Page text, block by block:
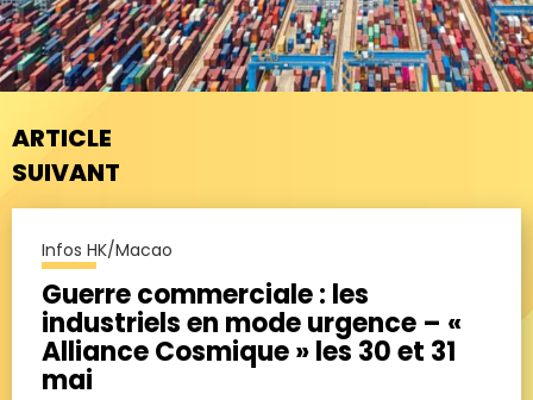
ARTICLE
SUIVANT
Infos HK/Macao
Guerre commerciale : les
industriels en mode urgence – «
Alliance Cosmique » les 30 et 31
mai